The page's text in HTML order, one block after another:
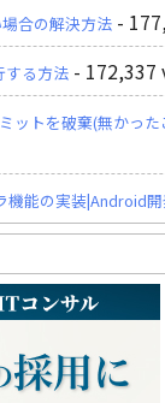
合の解決方法 -
する方法 - 172,337
ットを破棄(無かった
機能の実装|Android